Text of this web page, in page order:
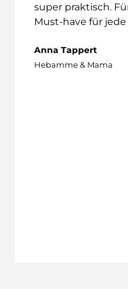
super praktisch.
Must-have für
Anna Tappert
Hebamme & Mama